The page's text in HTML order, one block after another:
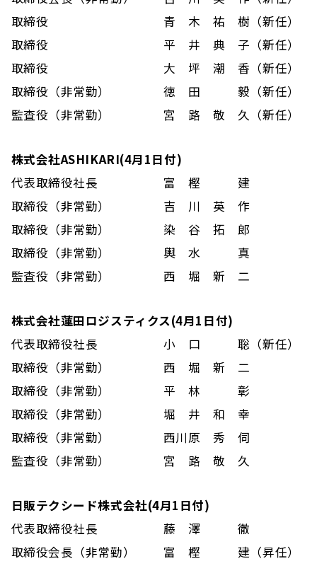
取締役
青 木 祐 樹（新任）
取締役
平 井 典 子（新任）
取締役
大 坪 潮 香（新任）
取締役（非常勤）
徳 田 毅（新任）
監査役（非常勤）
宮 路 敬 久（新任）
株式会社ASHIKARI(4月1日付)
代表取締役社長
富 樫 建
取締役（非常勤）
吉 川 英 作
取締役（非常勤）
染 谷 拓 郎
取締役（非常勤）
輿 水 真
監査役（非常勤）
西 堀 新 二
株式会社蓮田ロジスティクス(4月1日付)
代表取締役社長
小 口 聡（新任）
取締役（非常勤）
西 堀 新 二
取締役（非常勤）
平 林 彰
取締役（非常勤）
堀 井 和 幸
取締役（非常勤）
西川原 秀 伺
監査役（非常勤）
宮 路 敬 久
日販テクシード株式会社(4月1日付)
代表取締役社長
藤 澤 徹
取締役会長（非常勤）
富 樫 建（昇任）